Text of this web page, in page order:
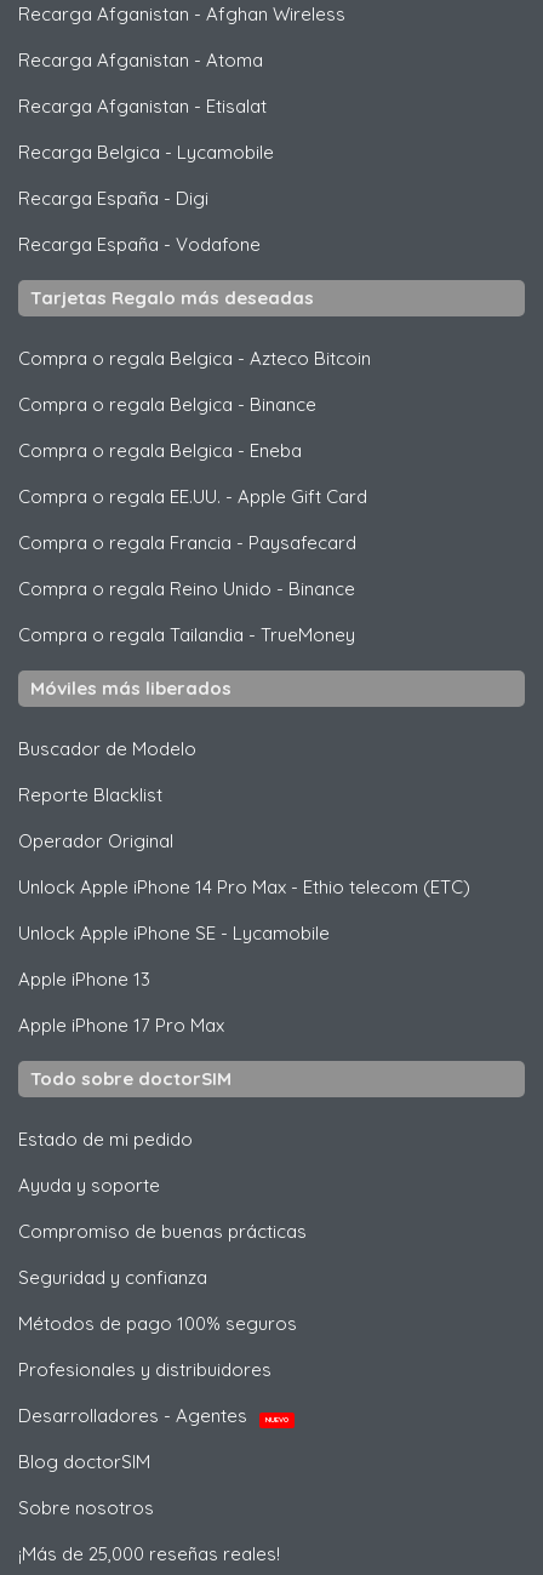
Recarga Afganistan - Afghan Wireless
Recarga Afganistan - Atoma
Recarga Afganistan - Etisalat
Recarga Belgica - Lycamobile
Recarga España - Digi
Recarga España - Vodafone
Tarjetas Regalo más deseadas
Compra o regala Belgica - Azteco Bitcoin
Compra o regala Belgica - Binance
Compra o regala Belgica - Eneba
Compra o regala EE.UU. - Apple Gift Card
Compra o regala Francia - Paysafecard
Compra o regala Reino Unido - Binance
Compra o regala Tailandia - TrueMoney
Móviles más liberados
Buscador de Modelo
Reporte Blacklist
Operador Original
Unlock Apple iPhone 14 Pro Max - Ethio telecom (ETC)
Unlock Apple iPhone SE - Lycamobile
Apple iPhone 13
Apple iPhone 17 Pro Max
Todo sobre doctorSIM
Estado de mi pedido
Ayuda y soporte
Compromiso de buenas prácticas
Seguridad y confianza
Métodos de pago 100% seguros
Profesionales y distribuidores
Desarrolladores - Agentes
NUEVO
Blog doctorSIM
Sobre nosotros
¡Más de 25,000 reseñas reales!